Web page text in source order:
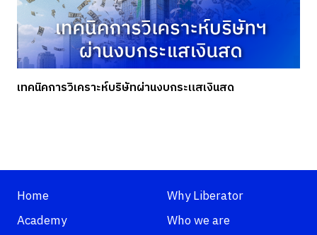
เทคนิคการวิเคราะห์บริษัทผ่านงบกระแสเงินสด
Home
Academy
Why Liberator
Who we are